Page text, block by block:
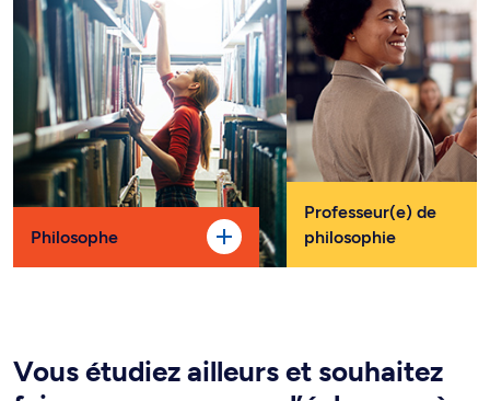
Philosophe
Professeur(e) de
philosophie
Vous étudiez ailleurs et souhaitez